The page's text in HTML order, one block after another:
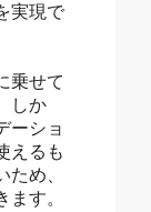
実現で
乗せて
しか
ーショ
えるも
め、
す。